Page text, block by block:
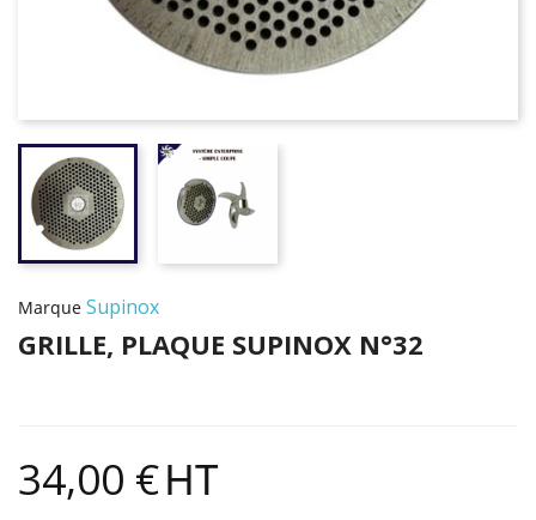
Marque Supinox
GRILLE, PLAQUE SUPINOX N°32
34,00 €HT